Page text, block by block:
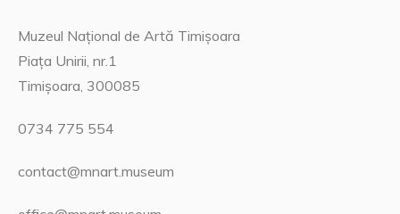
Muzeul Național de Artă Timișoara
Piața Unirii, nr.1
Timișoara, 300085
0734 775 554
contact@mnart.museum